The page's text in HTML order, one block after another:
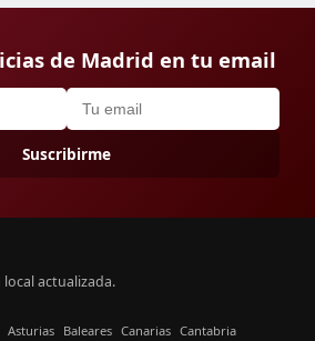
de Madrid en tu email
Suscribirme
actualizada.
Asturias Baleares Canarias Cantabria